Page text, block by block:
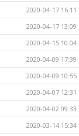
2020-04-17 16:11
2020-04-17 13:09
2020-04-15 10:04
2020-04-09 17:39
2020-04-09 10:55
2020-04-07 12:31
2020-04-02 09:33
2020-03-14 15:34